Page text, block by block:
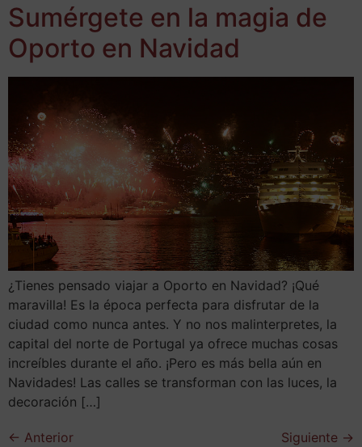
Sumérgete en la magia de
Oporto en Navidad
¿Tienes pensado viajar a Oporto en Navidad? ¡Qué
maravilla! Es la época perfecta para disfrutar de la
ciudad como nunca antes. Y no nos malinterpretes, la
capital del norte de Portugal ya ofrece muchas cosas
increíbles durante el año. ¡Pero es más bella aún en
Navidades! Las calles se transforman con las luces, la
decoración […]
← Anterior Siguiente →